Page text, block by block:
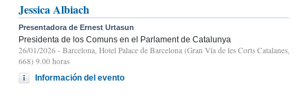
Jessica Albiach
Presentadora de Ernest Urtasun
Presidenta de los Comuns en el Parlament de Catalunya
26/01/2026 - Barcelona, Hotel Palace de Barcelona (Gran Vía de les Corts Catalanes,
668) 9.00 horas
Información del evento